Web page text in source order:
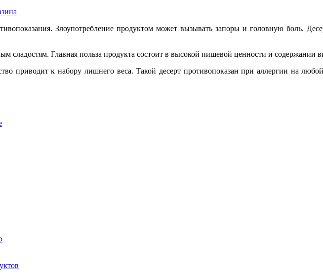
Злоупотребление продуктом может вызывать запоры и головную боль.
сладостям. Главная польза продукта состоит в высокой пищевой ценности и содержании
приводит к набору лишнего веса. Такой десерт противопоказан при аллергии на